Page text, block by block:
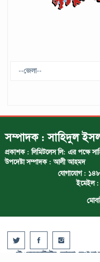
সম্পাদক : সাহিদুল
প্রকাশক : লিমিটলেস লি: এর পক্ষে
উপদেষ্টা সম্পাদক : আলী আহমদ
যোগাযোগ :
ইমেইল :
এই ওয়েবসাইটের কোনো লেখা